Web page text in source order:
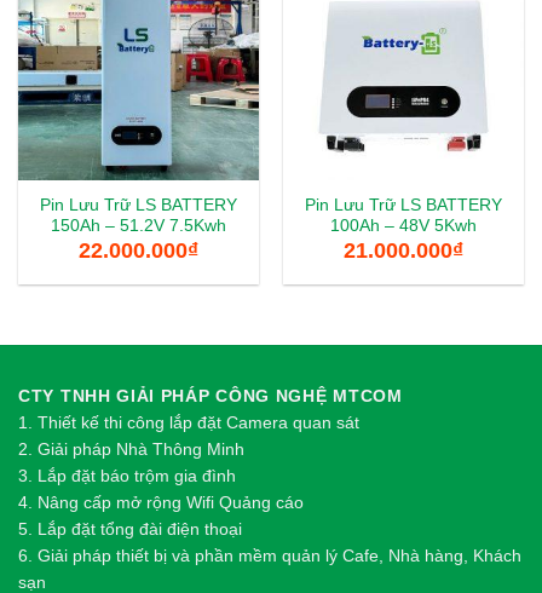
Pin Lưu Trữ LS BATTERY
150Ah – 51.2V 7.5Kwh
22.000.000₫
Pin Lưu Trữ LS BATTERY
100Ah – 48V 5Kwh
21.000.000₫
CTY TNHH GIẢI PHÁP CÔNG NGHỆ MTCOM
1. Thiết kế thi công lắp đặt Camera quan sát
2. Giải pháp Nhà Thông Minh
3. Lắp đặt báo trộm gia đình
4. Nâng cấp mở rộng Wifi Quảng cáo
5. Lắp đặt tổng đài điện thoại
6. Giải pháp thiết bị và phần mềm quản lý Cafe, Nhà hàng, Khách
sạn